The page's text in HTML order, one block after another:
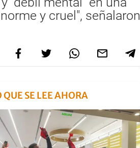
y cruel", señalaron
QUE SE LEE AHORA